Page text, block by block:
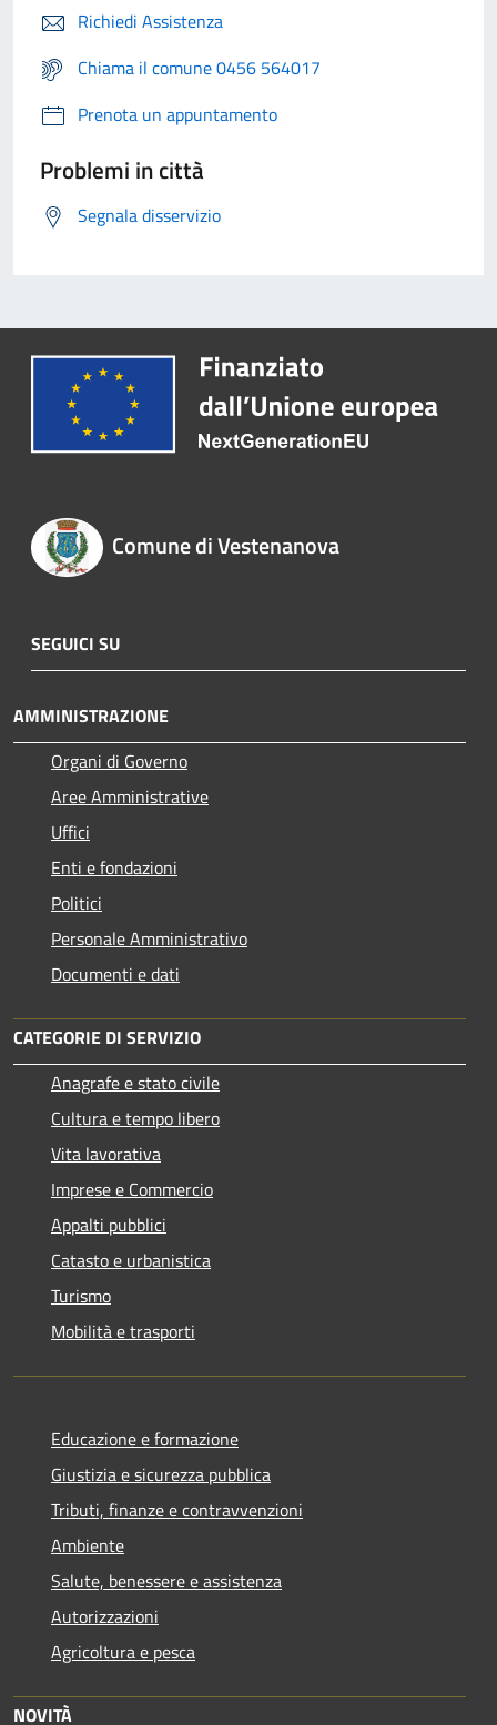
Richiedi Assistenza
Chiama il comune 0456 564017
Prenota un appuntamento
Problemi in città
Segnala disservizio
Comune di Vestenanova
SEGUICI SU
AMMINISTRAZIONE
Organi di Governo
Aree Amministrative
Uffici
Enti e fondazioni
Politici
Personale Amministrativo
Documenti e dati
CATEGORIE DI SERVIZIO
Anagrafe e stato civile
Cultura e tempo libero
Vita lavorativa
Imprese e Commercio
Appalti pubblici
Catasto e urbanistica
Turismo
Mobilità e trasporti
Educazione e formazione
Giustizia e sicurezza pubblica
Tributi, finanze e contravvenzioni
Ambiente
Salute, benessere e assistenza
Autorizzazioni
Agricoltura e pesca
NOVITÀ